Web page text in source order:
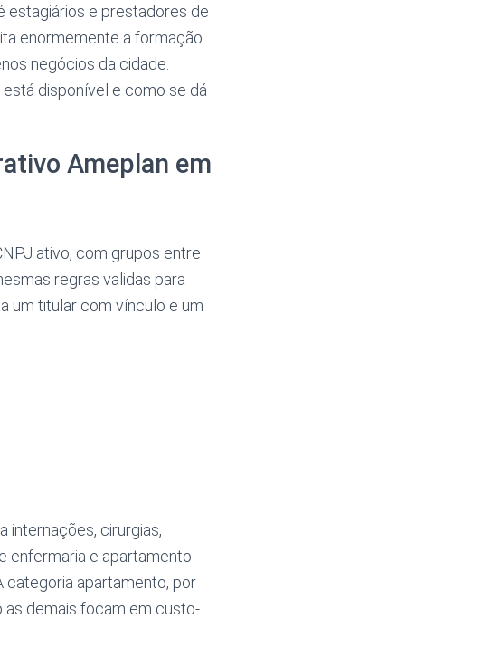
estagiários e prestadores de
enormemente a formação
negócios da cidade.
disponível e como se dá
Ameplan em
ativo, com grupos entre
regras validas para
um titular com vínculo e um
internações, cirurgias,
enfermaria e apartamento
categoria apartamento, por
as demais focam em custo-